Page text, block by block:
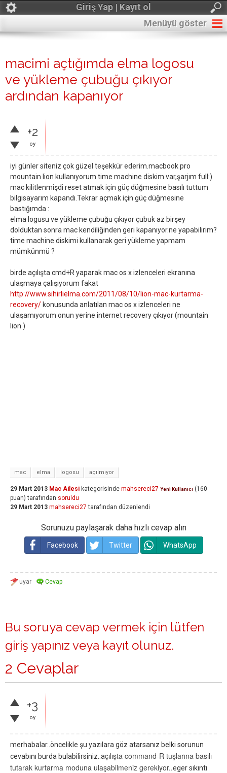
Giriş Yap | Kayıt ol
Menüyü göster
macimi açtığımda elma logosu
ve yükleme çubuğu çıkıyor
ardından kapanıyor
+2
oy
iyi günler siteniz çok güzel teşekkür ederim.macbook pro
mountain lion kullanıyorum time machine diskim var,şarjım full:)
mac kilitlenmişdi reset atmak için güç düğmesine basılı tuttum
bilgisayarım kapandı.Tekrar açmak için güç düğmesine
bastığımda :
elma logusu ve yükleme çubuğu çıkıyor çubuk az birşey
dolduktan sonra mac kendiliğinden geri kapanıyor.ne yapabilirim?
time machine diskimi kullanarak geri yükleme yapmam
mümkünmü ?
birde açılışta cmd+R yaparak mac os x izlenceleri ekranına
ulaşmaya çalışıyorum fakat
http://www.sihirlielma.com/2011/08/10/lion-mac-kurtarma-
recovery/ konusunda anlatılan mac os x izlenceleri ne
ulaşamıyorum onun yerine internet recovery çıkıyor (mountain
lion )
mac elma logosu açılmıyor
29 Mart 2013 Mac Ailesi kategorisinde mahsereci27 Yeni Kullanıcı (160
puan) tarafından soruldu
29 Mart 2013 mahsereci27 tarafından düzenlendi
Sorunuzu paylaşarak daha hızlı cevap alın
Facebook Twitter WhatsApp
Bu soruya cevap vermek için lütfen
giriş yapınız veya kayıt olunuz.
2 Cevaplar
+3
oy
merhabalar..öncelikle şu yazılara göz atarsanız belki sorunun
cevabını burda bulabilirsiniz..açılışta command-R tuşlarına basılı
tutarak kurtarma moduna ulaşabilmeniz gerekiyor..eger sıkıntı